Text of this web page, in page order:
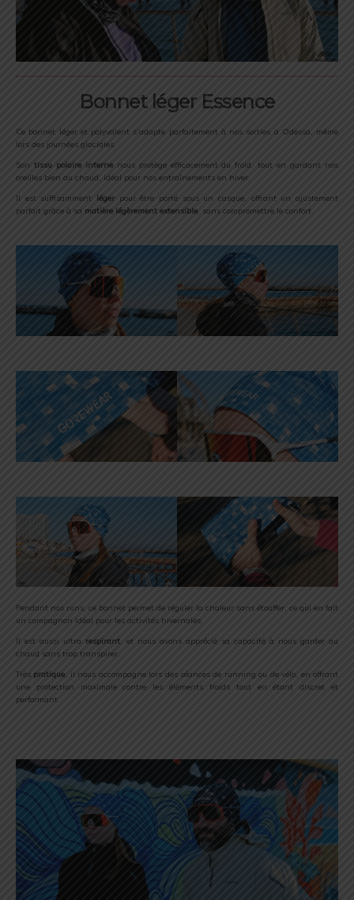
Bonnet léger Essence
Ce bonnet léger et polyvalent s’adapte parfaitement à nos sorties à Odessa, même
lors des journées glaciales.
Son tissu polaire internenous protège efficacement du froid, tout en gardant nos
oreilles bien au chaud, idéal pour nos entraînements en hiver.
Il est suffisamment léger pour être porté sous un casque, offrant un ajustement
parfait grâce à sa matière légèrement extensible , sans compromettre le confort.
Pendant nos runs, ce bonnet permet de réguler la chaleur sans étouffer, ce qui en fait
un compagnon idéal pour les activités hivernales.
Il est aussi ultra respirant, et nous avons apprécié sa capacité à nous garder au
chaud sans trop transpirer.
Très pratique, il nous accompagne lors des séances de running ou de vélo, en offrant
une protection maximale contre les éléments froids tout en étant discret et
performant.